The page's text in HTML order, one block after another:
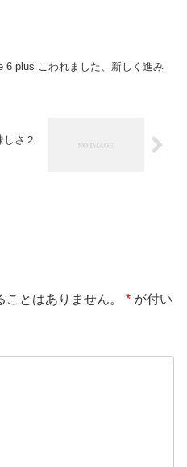
6 plus こわれました、新しく進み
さ２
とはありません。 * が付い